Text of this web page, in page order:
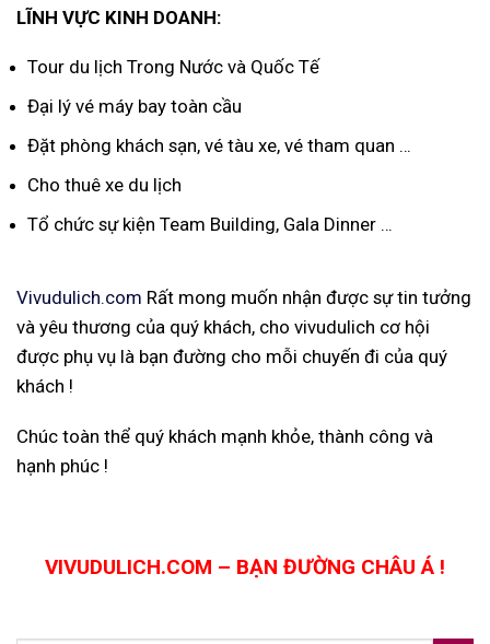
LĨNH VỰC KINH DOANH:
Tour du lịch Trong Nước và Quốc Tế
Đại lý vé máy bay toàn cầu
Đặt phòng khách sạn, vé tàu xe, vé tham quan …
Cho thuê xe du lịch
Tổ chức sự kiện Team Building, Gala Dinner …
Vivudulich.com Rất mong muốn nhận được sự tin tưởng
và yêu thương của quý khách, cho vivudulich cơ hội
được phụ vụ là bạn đường cho mỗi chuyến đi của quý
khách !
Chúc toàn thể quý khách mạnh khỏe, thành công và
hạnh phúc !
VIVUDULICH.COM – BẠN ĐƯỜNG CHÂU Á !